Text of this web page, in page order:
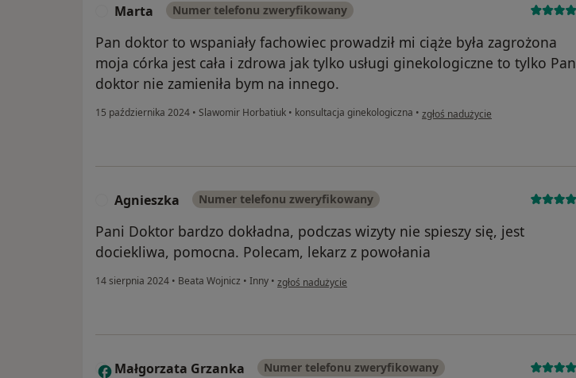
Marta Numer telefonu zweryfikowany
Pan doktor to wspaniały fachowiec prowadził mi ciąże była zagrożona
moja córka jest cała i zdrowa jak tylko usługi ginekologiczne to tylko Pan
doktor nie zamieniła bym na innego.
15 października 2024 • Slawomir Horbatiuk • konsultacja ginekologiczna • w opinii użytkownika Marta
zgłoś nadużycie
Agnieszka Numer telefonu zweryfikowany
Pani Doktor bardzo dokładna, podczas wizyty nie spieszy się, jest
dociekliwa, pomocna. Polecam, lekarz z powołania
14 sierpnia 2024 • Beata Wojnicz • Inny • w opinii użytkownika Agnieszka
zgłoś nadużycie
M Małgorzata Grzanka Numer telefonu zweryfikowany